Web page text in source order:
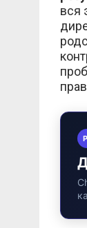
вся